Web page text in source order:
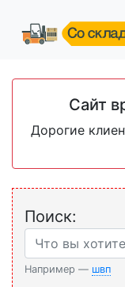
Сайт
Дорогие
Поиск:
Например — швп